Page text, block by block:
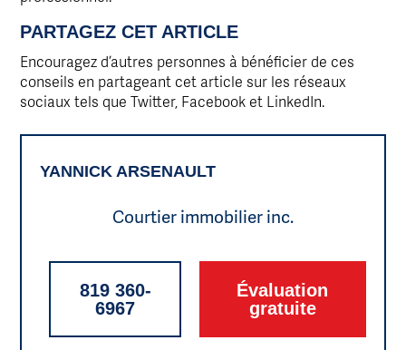
PARTAGEZ CET ARTICLE
Encouragez d’autres personnes à bénéficier de ces
conseils en partageant cet article sur les réseaux
sociaux tels que Twitter, Facebook et LinkedIn.
YANNICK ARSENAULT
Courtier immobilier inc.
819 360-
6967
Évaluation
gratuite